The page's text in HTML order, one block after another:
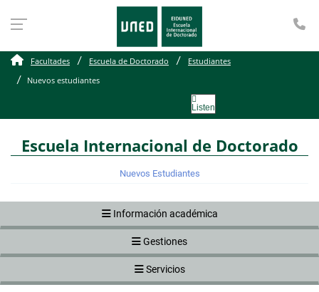
Nuevos estudiantes
Facultades Escuela de Doctorado
Estudiantes
Nuevos estudiantes
Listen
Escuela Internacional de Doctorado
Nuevos Estudiantes
Información académica
Gestiones
Servicios